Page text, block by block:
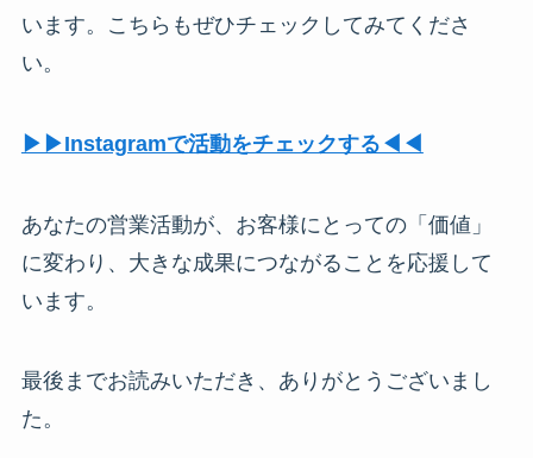
います。こちらもぜひチェックしてみてくださ
い。
▶︎▶︎Instagramで活動をチェックする◀︎◀︎
あなたの営業活動が、お客様にとっての「価値」
に変わり、大きな成果につながることを応援して
います。
最後までお読みいただき、ありがとうございまし
た。